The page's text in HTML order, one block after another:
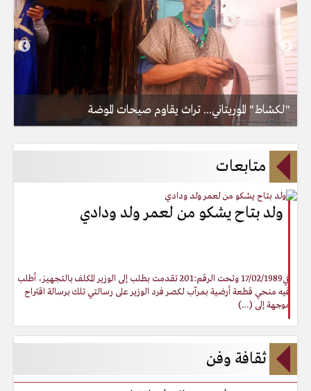
"لكشاط" الموريتاني... تراث يقاوم صيحات الموضة
متابعات
ولد بتاح يشكو من لعمر ولد ودادي
في17/02/1989 وتحت الرقم:201 تقدمت بطلب إلى الوزير المكلف بالتجهيز، أطلب
فيه منحي قطعة أرضية بمرآب لكصر فرد الوزير على رسالتي تلك برسالة اقتراح
موجهة إلى (…)
ثقافة وفن